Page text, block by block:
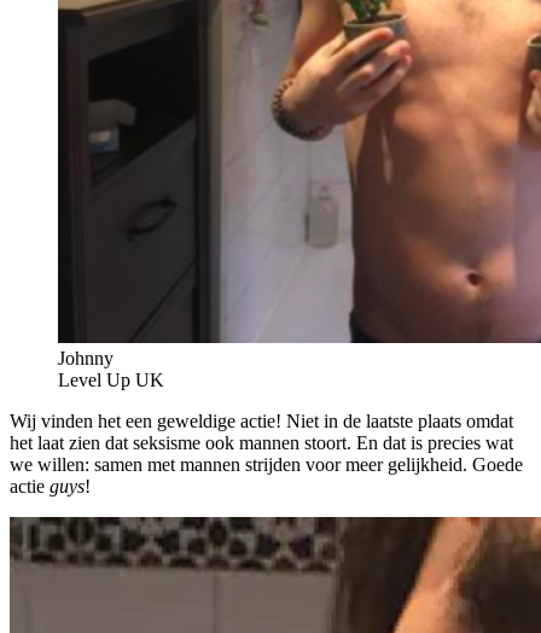
Johnny
Level Up UK
Wij vinden het een geweldige actie! Niet in de laatste plaats omdat
het laat zien dat seksisme ook mannen stoort. En dat is precies wat
we willen: samen met mannen strijden voor meer gelijkheid. Goede
actie guys!